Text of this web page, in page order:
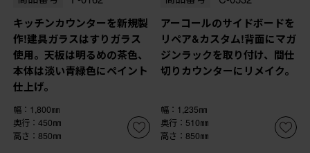
キッチンカウンターを新規製
作!建具ガラスはすりガラス
使用。天板は明るめの茶色、
本体は淡い青緑色にペイント
仕上げ。
幅：1,800㎜
奥行：450㎜
高さ：850㎜
アーコールのサイドボードを
リペア&カスタム!背面にマガ
ジンラックを取り付け、間仕
切りカウンターにリメイク。
幅：1,235㎜
奥行：510㎜
高さ：850㎜